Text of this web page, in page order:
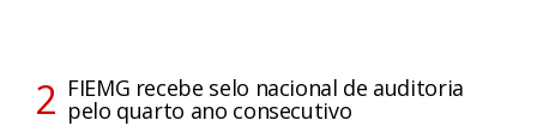
FIEMG recebe selo nacional de auditoria
pelo quarto ano consecutivo